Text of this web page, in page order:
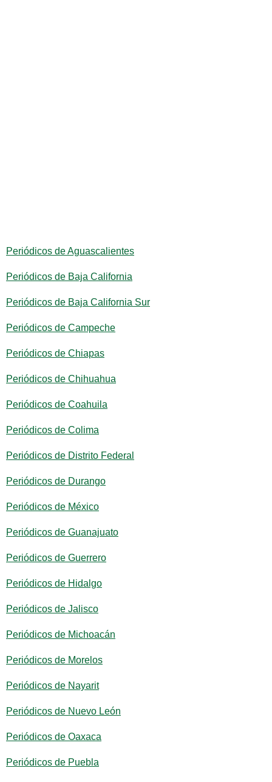
Periódicos de Aguascalientes
Periódicos de Baja California
Periódicos de Baja California Sur
Periódicos de Campeche
Periódicos de Chiapas
Periódicos de Chihuahua
Periódicos de Coahuila
Periódicos de Colima
Periódicos de Distrito Federal
Periódicos de Durango
Periódicos de México
Periódicos de Guanajuato
Periódicos de Guerrero
Periódicos de Hidalgo
Periódicos de Jalisco
Periódicos de Michoacán
Periódicos de Morelos
Periódicos de Nayarit
Periódicos de Nuevo León
Periódicos de Oaxaca
Periódicos de Puebla